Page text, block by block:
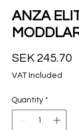
ANZA
SEK 245.70
VAT Included
Quantity *